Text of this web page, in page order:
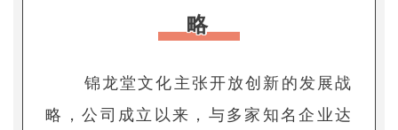
略
锦龙堂文化主张开放创新的发展战
略，公司成立以来，与多家知名企业达